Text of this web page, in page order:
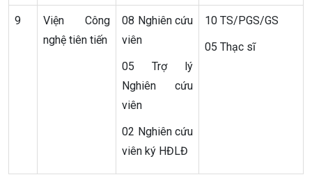
9
Viện Công
nghệ tiên tiến
08 Nghiên cứu
viên
05 Trợ lý
Nghiên cứu
viên
02 Nghiên cứu
viên ký HĐLĐ
10 TS/PGS/GS
05 Thạc sĩ